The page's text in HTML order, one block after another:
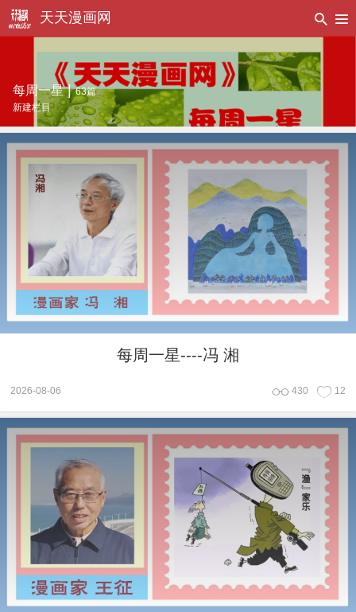
天天漫画网
每周一星|63篇
新建栏目
每周一星----冯 湘
2026-08-06 430 12